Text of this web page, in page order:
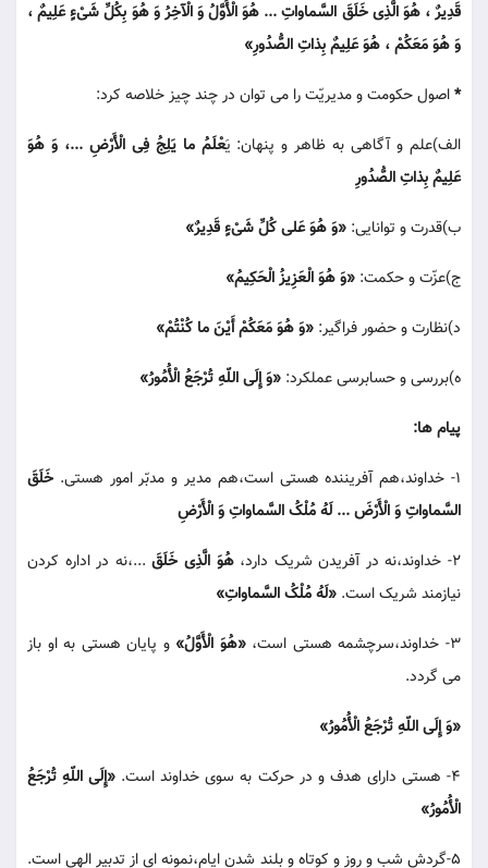
قَدِیرٌ ، هُوَ الَّذِی خَلَقَ السَّماواتِ ... هُوَ الْأَوَّلُ وَ الْآخِرُ وَ هُوَ بِکُلِّ شَیْءٍ عَلِیمٌ ،
وَ هُوَ مَعَکُمْ ، هُوَ عَلِیمٌ بِذاتِ الصُّدُورِ»
*اصول حکومت و مدیریّت را می توان در چند چیز خلاصه کرد:
الف)علم و آگاهی به ظاهر و پنهان: یَعْلَمُ ما یَلِجُ فِی الْأَرْضِ ...، وَ هُوَ
عَلِیمٌ بِذاتِ الصُّدُورِ
ب)قدرت و توانایی: «وَ هُوَ عَلی کُلِّ شَیْءٍ قَدِیرٌ»
ج)عزّت و حکمت: «وَ هُوَ الْعَزِیزُ الْحَکِیمُ»
د)نظارت و حضور فراگیر: «وَ هُوَ مَعَکُمْ أَیْنَ ما کُنْتُمْ»
ه)بررسی و حسابرسی عملکرد: «وَ إِلَی اللّهِ تُرْجَعُ الْأُمُورُ»
پیام ها:
1- خداوند،هم آفریننده هستی است،هم مدیر و مدبّر امور هستی.
خَلَقَ
السَّماواتِ وَ الْأَرْضَ ... لَهُ مُلْکُ السَّماواتِ وَ الْأَرْضِ
2- خداوند،نه در آفریدن شریک دارد، هُوَ الَّذِی خَلَقَ...،نه در اداره کردن
نیازمند شریک است. «لَهُ مُلْکُ السَّماواتِ»
3- خداوند،سرچشمه هستی است، «هُوَ الْأَوَّلُ» و پایان هستی به او باز
می گردد.
«وَ إِلَی اللّهِ تُرْجَعُ الْأُمُورُ»
4- هستی دارای هدف و در حرکت به سوی خداوند است.
«إِلَی اللّهِ تُرْجَعُ
الْأُمُورُ»
5-گردش شب و روز و کوتاه و بلند شدن ایام،نمونه ای از تدبیر الهی است.